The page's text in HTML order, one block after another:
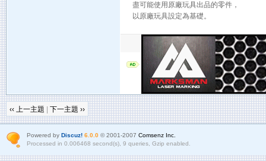
盡可能使用原廠玩具出品的零件，
以原廠玩具設定為基礎。
‹‹ 上一主題 下一主題 ››
Powered by Discuz! 6.0.0© 2001-2007 Comsenz Inc.
Processed in 0.006468 second(s), 9 queries, Gzip enabled.